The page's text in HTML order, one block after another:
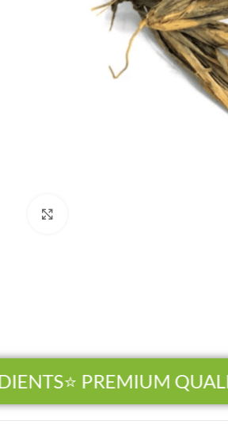
⭐ PREMIUM QUALITY